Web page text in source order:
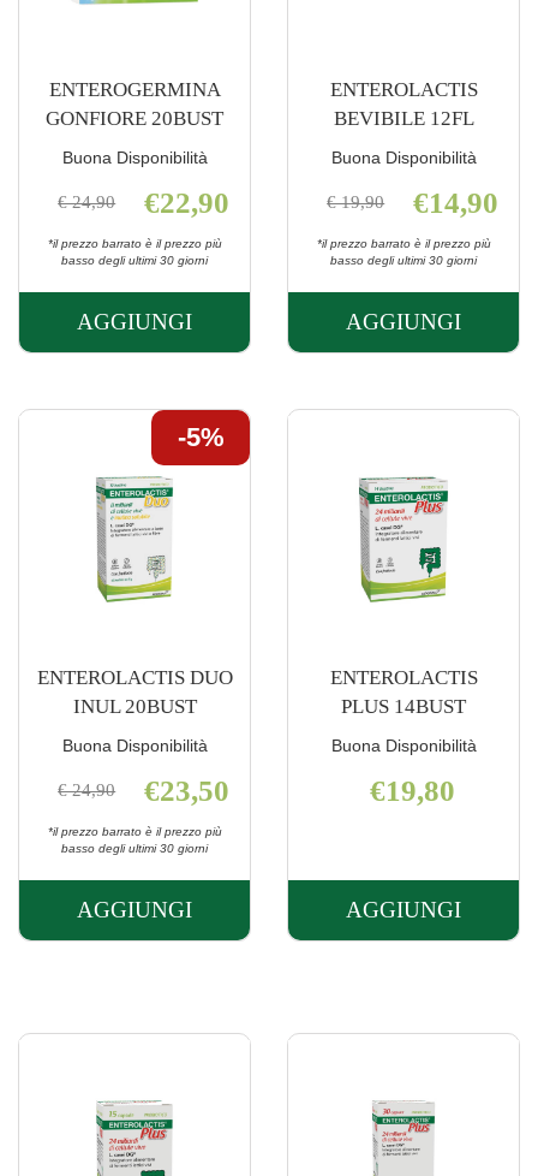
ENTEROGERMINA
GONFIORE 20BUST
Buona Disponibilità
€ 24,90 €22,90
*il prezzo barrato è il prezzo più
basso degli ultimi 30 giorni
AGGIUNGI
AGGIUNGI ENTEROGERMINA
CARRELLO
ENTEROLACTIS
BEVIBILE 12FL
Buona Disponibilità
€ 19,90 €14,90
*il prezzo barrato è il prezzo più
basso degli ultimi 30 giorni
AGGIUNGI
AGGIUNGI
ENTEROLACTIS DUO
INUL 20BUST
Buona Disponibilità
5%
€ 24,90 €23,50
*il prezzo barrato è il prezzo più
basso degli ultimi 30 giorni
AGGIUNGI
AGGIUNGI ENTEROLACTIS
ENTEROLACTIS
PLUS 14BUST
Buona Disponibilità
€19,80
AGGIUNGI
AGGIUNGI